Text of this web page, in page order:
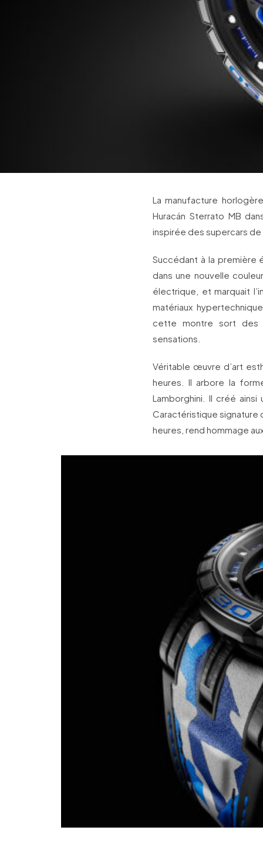
La manufacture
Huracán Sterrato MB
inspirée des supercars
Succédant à la
dans une nouvelle
électrique, et marquait
matériaux
cette montre sort des
sensations.
Véritable œuvre d’art
heures. Il arbore la
Lamborghini. Il créé
Caractéristique signature
heures, rend hommage